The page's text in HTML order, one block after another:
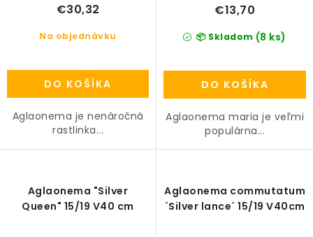
Na objednávku
€30,32
DO KOŠÍKA
Aglaonema je nenáročná
rastlinka...
📦 Skladom (8 ks)
€13,70
DO KOŠÍKA
Aglaonema maria je veľmi
populárna...
Aglaonema "Silver
Queen" 15/19 V40 cm
Aglaonema commutatum
´Silver lance´ 15/19 V40cm